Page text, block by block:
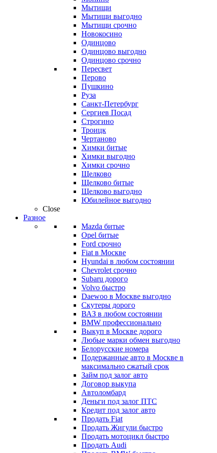
Мытищи
Мытищи выгодно
Мытищи срочно
Новокосино
Одинцово
Одинцово выгодно
Одинцово срочно
Пересвет
Перово
Пушкино
Руза
Санкт-Петербург
Сергиев Посад
Строгино
Троицк
Чертаново
Химки битые
Химки выгодно
Химки срочно
Щелково
Щелково битые
Щелково выгодно
Юбилейное выгодно
Close
Разное
Mazda битые
Opel битые
Ford срочно
Fiat в Москве
Hyundai в любом состоянии
Chevrolet срочно
Subaru дорого
Volvo быстро
Daewoo в Москве выгодно
Скутеры дорого
ВАЗ в любом состоянии
BMW профессионально
Выкуп в Москве дорого
Любые марки обмен выгодно
Белорусские номера
Подержанные авто в Москве в
максимально сжатый срок
Займ под залог авто
Договор выкупа
Автоломбард
Деньги под залог ПТС
Кредит под залог авто
Продать Fiat
Продать Жигули быстро
Продать мотоцикл быстро
Продать Audi